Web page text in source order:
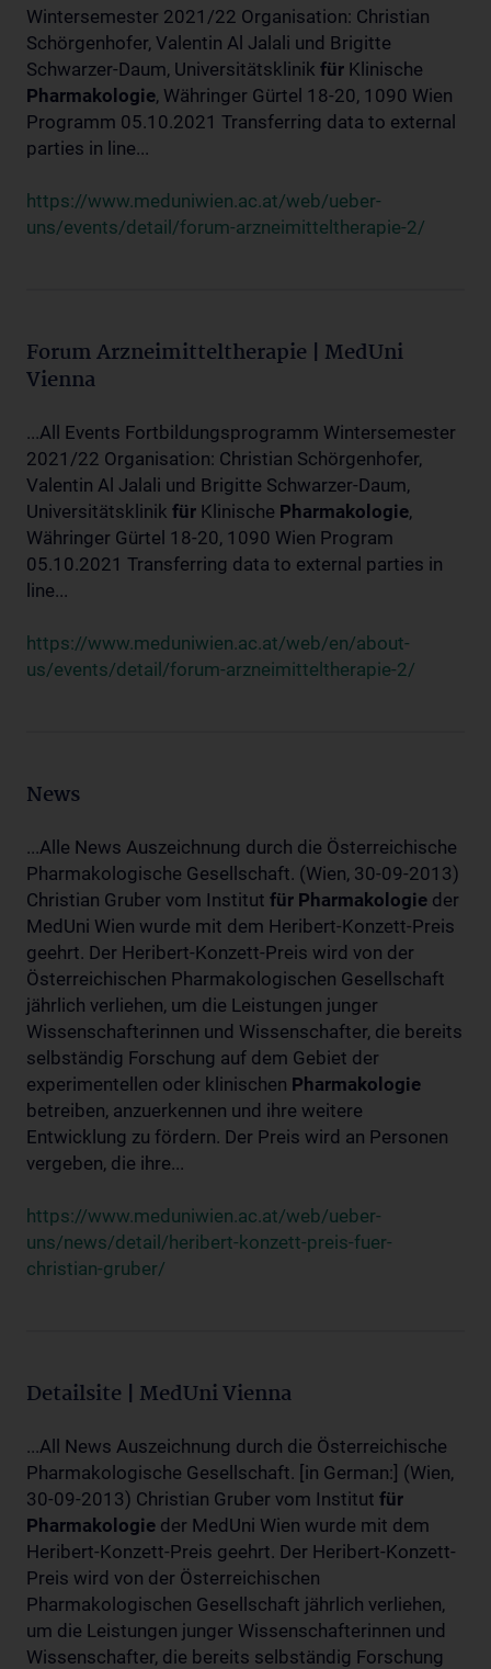
Wintersemester 2021/22 Organisation: Christian
Schörgenhofer, Valentin Al Jalali und Brigitte
Schwarzer-Daum, Universitätsklinik für Klinische
Pharmakologie, Währinger Gürtel 18-20, 1090 Wien
Programm 05.10.2021 Transferring data to external
parties in line...
https://www.meduniwien.ac.at/web/ueber-
uns/events/detail/forum-arzneimitteltherapie-2/
Forum Arzneimitteltherapie | MedUni
Vienna
...All Events Fortbildungsprogramm Wintersemester
2021/22 Organisation: Christian Schörgenhofer,
Valentin Al Jalali und Brigitte Schwarzer-Daum,
Universitätsklinik für Klinische Pharmakologie,
Währinger Gürtel 18-20, 1090 Wien Program
05.10.2021 Transferring data to external parties in
line...
https://www.meduniwien.ac.at/web/en/about-
us/events/detail/forum-arzneimitteltherapie-2/
News
...Alle News Auszeichnung durch die Österreichische
Pharmakologische Gesellschaft. (Wien, 30-09-2013)
Christian Gruber vom Institut für Pharmakologie der
MedUni Wien wurde mit dem Heribert-Konzett-Preis
geehrt. Der Heribert-Konzett-Preis wird von der
Österreichischen Pharmakologischen Gesellschaft
jährlich verliehen, um die Leistungen junger
Wissenschafterinnen und Wissenschafter, die bereits
selbständig Forschung auf dem Gebiet der
experimentellen oder klinischen Pharmakologie
betreiben, anzuerkennen und ihre weitere
Entwicklung zu fördern. Der Preis wird an Personen
vergeben, die ihre...
https://www.meduniwien.ac.at/web/ueber-
uns/news/detail/heribert-konzett-preis-fuer-
christian-gruber/
Detailsite | MedUni Vienna
...All News Auszeichnung durch die Österreichische
Pharmakologische Gesellschaft. [in German:] (Wien,
30-09-2013) Christian Gruber vom Institut für
Pharmakologie der MedUni Wien wurde mit dem
Heribert-Konzett-Preis geehrt. Der Heribert-Konzett-
Preis wird von der Österreichischen
Pharmakologischen Gesellschaft jährlich verliehen,
um die Leistungen junger Wissenschafterinnen und
Wissenschafter, die bereits selbständig Forschung